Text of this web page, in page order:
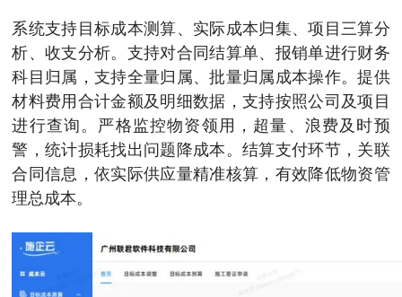
系统支持目标成本测算、实际成本归集、项目三算分
析、收支分析。支持对合同结算单、报销单进行财务
科目归属，支持全量归属、批量归属成本操作。提供
材料费用合计金额及明细数据，支持按照公司及项目
进行查询。严格监控物资领用，超量、浪费及时预
警，统计损耗找出问题降成本。结算支付环节，关联
合同信息，依实际供应量精准核算，有效降低物资管
理总成本。